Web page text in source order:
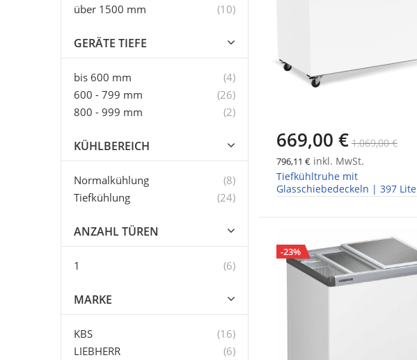
669,00 € 1.069,00 €
796,11 € inkl. MwSt.
Tiefkühltruhe mit
Glasschiebedeckeln | 397
-23%
über 1500 mm
10Artikel
GERÄTE TIEFE
bis 600 mm 4Artikel
600 - 799 mm
26Artikel
800 - 999 mm
2Artikel
KÜHLBEREICH
Normalkühlung 8Artikel
Tiefkühlung
24Artikel
ANZAHL TÜREN
1 6Artikel
MARKE
KBS 16Artikel
LIEBHERR
6Artikel